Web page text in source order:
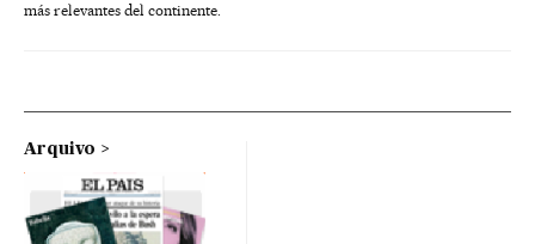
más relevantes del continente.
Arquivo